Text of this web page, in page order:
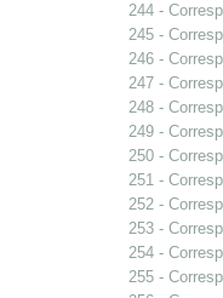
244 -
245 -
246 -
247 -
248 -
249 -
250 -
251 -
252 -
253 -
254 -
255 -